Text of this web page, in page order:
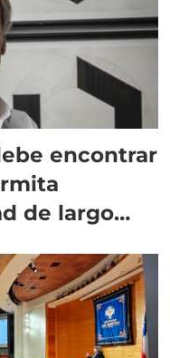
encontrar
de largo